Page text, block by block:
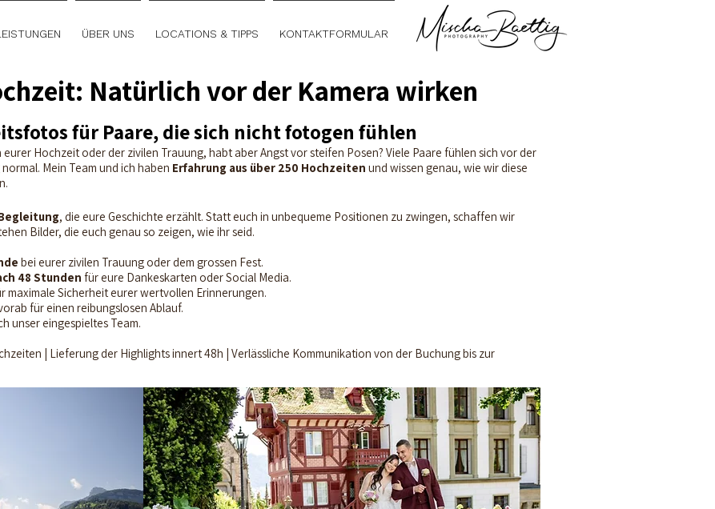
ÜBER UNS LOCATIONS & TIPPS KONTAKTFORMULAR
Natürlich vor der Kamera wirken
für Paare, die sich nicht fotogen fühlen
Hochzeit oder der zivilen Trauung, habt aber Angst vor steifen Posen? Viele Paare fühlen sich vor der
Mein Team und ich haben Erfahrung aus über 250 Hochzeiten und wissen genau, wie wir diese
, die eure Geschichte erzählt. Statt euch in unbequeme Positionen zu zwingen, schaffen wir
Bilder, die euch genau so zeigen, wie ihr seid.
bei eurer zivilen Trauung oder dem grossen Fest.
48 Stunden für eure Dankeskarten oder Social Media.
maximale Sicherheit eurer wertvollen Erinnerungen.
für einen reibungslosen Ablauf.
unser eingespieltes Team.
| Lieferung der Highlights innert 48h | Verlässliche Kommunikation von der Buchung bis zur